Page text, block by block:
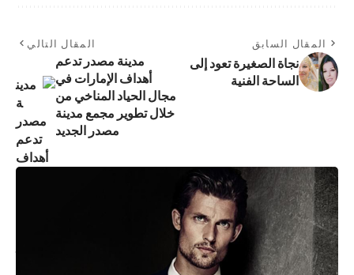
المقال السابق
نجاة الصغيرة تعود إلى
الساحة الفنية
المقال التالي
مدينة مصدر تدعم
أهداف الإمارات في
مجال الحياد المناخي من
خلال تطوير مجمع مدينة
مصدر الجديد